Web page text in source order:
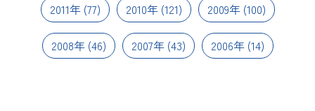
2011年(77) 2010年(121) 2009年(100)
2008年(46) 2007年(43) 2006年(14)